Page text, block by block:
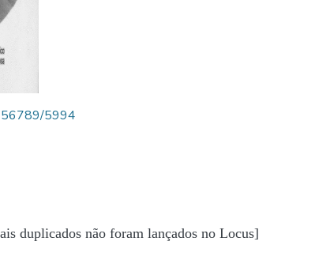
5994
duplicados não foram lançados no Locus]